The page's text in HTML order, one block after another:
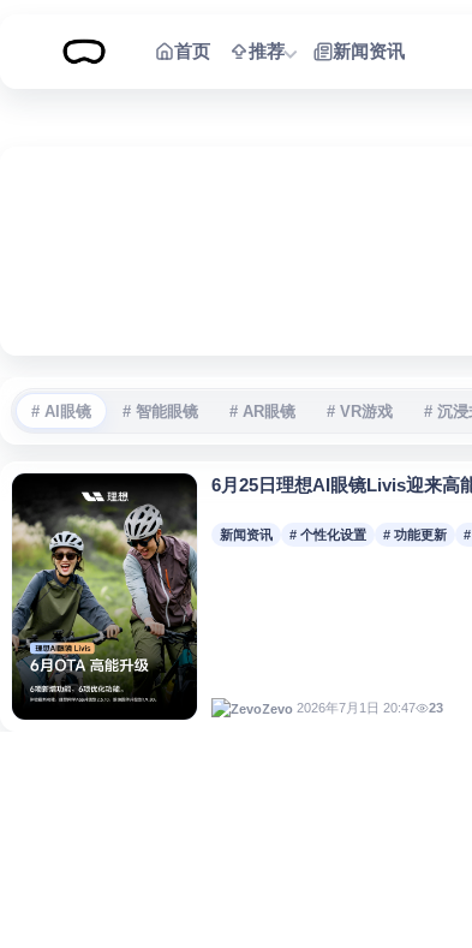
首页
推荐 新闻资讯
# AI眼镜 # 智能眼镜 # AR眼镜 # VR游戏 # 沉浸
6月25日理想AI眼镜Livis迎来高
新闻资讯 # 个性化设置 # 功能更新
Zevo 2026年7月1日 20:47 23